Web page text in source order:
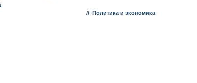
// Политика и экономика